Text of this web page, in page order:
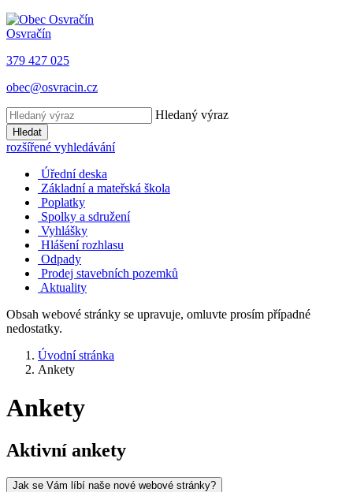
Osvračín
379 427 025
obec@osvracin.cz
Hledaný výraz
Hledat
rozšířené vyhledávání
Úřední deska
Základní a mateřská škola
Poplatky
Spolky a sdružení
Vyhlášky
Hlášení rozhlasu
Odpady
Prodej stavebních pozemků
Aktuality
Obsah webové stránky se upravuje, omluvte prosím případné
nedostatky.
Úvodní stránka
Ankety
Ankety
Aktivní ankety
Jak se Vám líbí naše nové webové stránky?